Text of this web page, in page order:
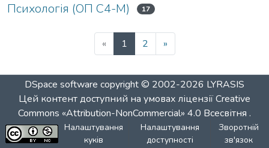
Психологія (ОП C4-М) 17
« 1 2 »
DSpace software copyright © 2002-2026 LYRASIS
Цей контент доступний на умовах ліцензіїCreative
Commons «Attribution-NonCommercial» 4.0 Всесвітня .
Налаштування
куків
Налаштування
доступності
Зворотній
зв'язок